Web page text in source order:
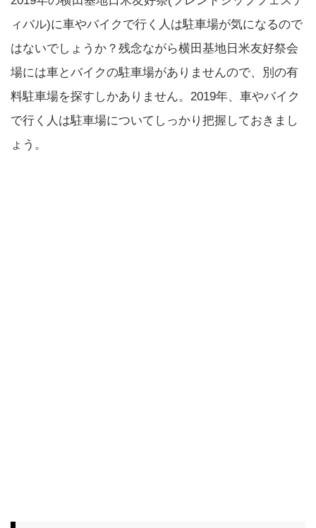
ィバル)に車やバイクで行く人は駐車場が気になるので
はないでしょうか？残念ながら横田基地日米友好祭会
場には車とバイクの駐車場がありませんので、別の有
料駐車場を探すしかありません。2019年、車やバイク
で行く人は駐車場についてしっかり把握しておきまし
ょう。